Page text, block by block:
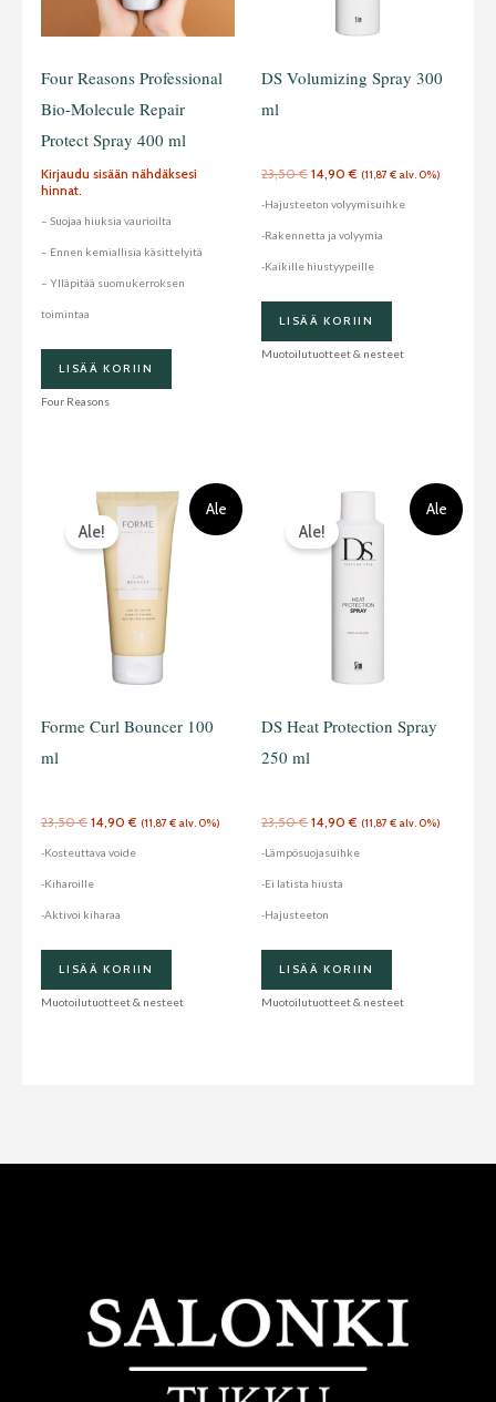
Four Reasons Professional
Bio-Molecule Repair
Protect Spray 400 ml
Kirjaudu sisään nähdäksesi
hinnat.
– Suojaa hiuksia vaurioilta
– Ennen kemiallisia käsittelyitä
– Ylläpitää suomukerroksen
toimintaa
LISÄÄ KORIIN
Four Reasons
DS Volumizing Spray 300
ml
23,50€ 14,90€ (11,87€ alv. 0%)
-Hajusteeton volyymisuihke
-Rakennetta ja volyymia
-Kaikille hiustyypeille
LISÄÄ KORIIN
Muotoilutuotteet & nesteet
Ale
Ale!
Forme Curl Bouncer 100
ml
23,50€
Alkuperäinen
hinta
oli:
23,50 €.
14,90€
Nykyinen
on:
14,90 €.
(11,87€ alv. 0%)
-Kosteuttava voide
-Kiharoille
-Aktivoi kiharaa
LISÄÄ KORIIN
Muotoilutuotteet & nesteet
Ale
Ale!
DS Heat Protection Spray
250 ml
23,50€
Alkuperäinen
oli:
23,50 €.
14,90€
Nykyinen
14,90 €.
(11,87€ alv. 0%)
-Lämpösuojasuihke
-Ei latista hiusta
-Hajusteeton
LISÄÄ KORIIN
Muotoilutuotteet & nesteet